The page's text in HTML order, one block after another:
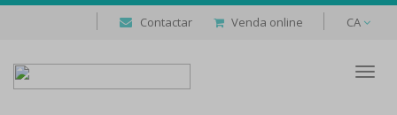
Contactar Venda online CA